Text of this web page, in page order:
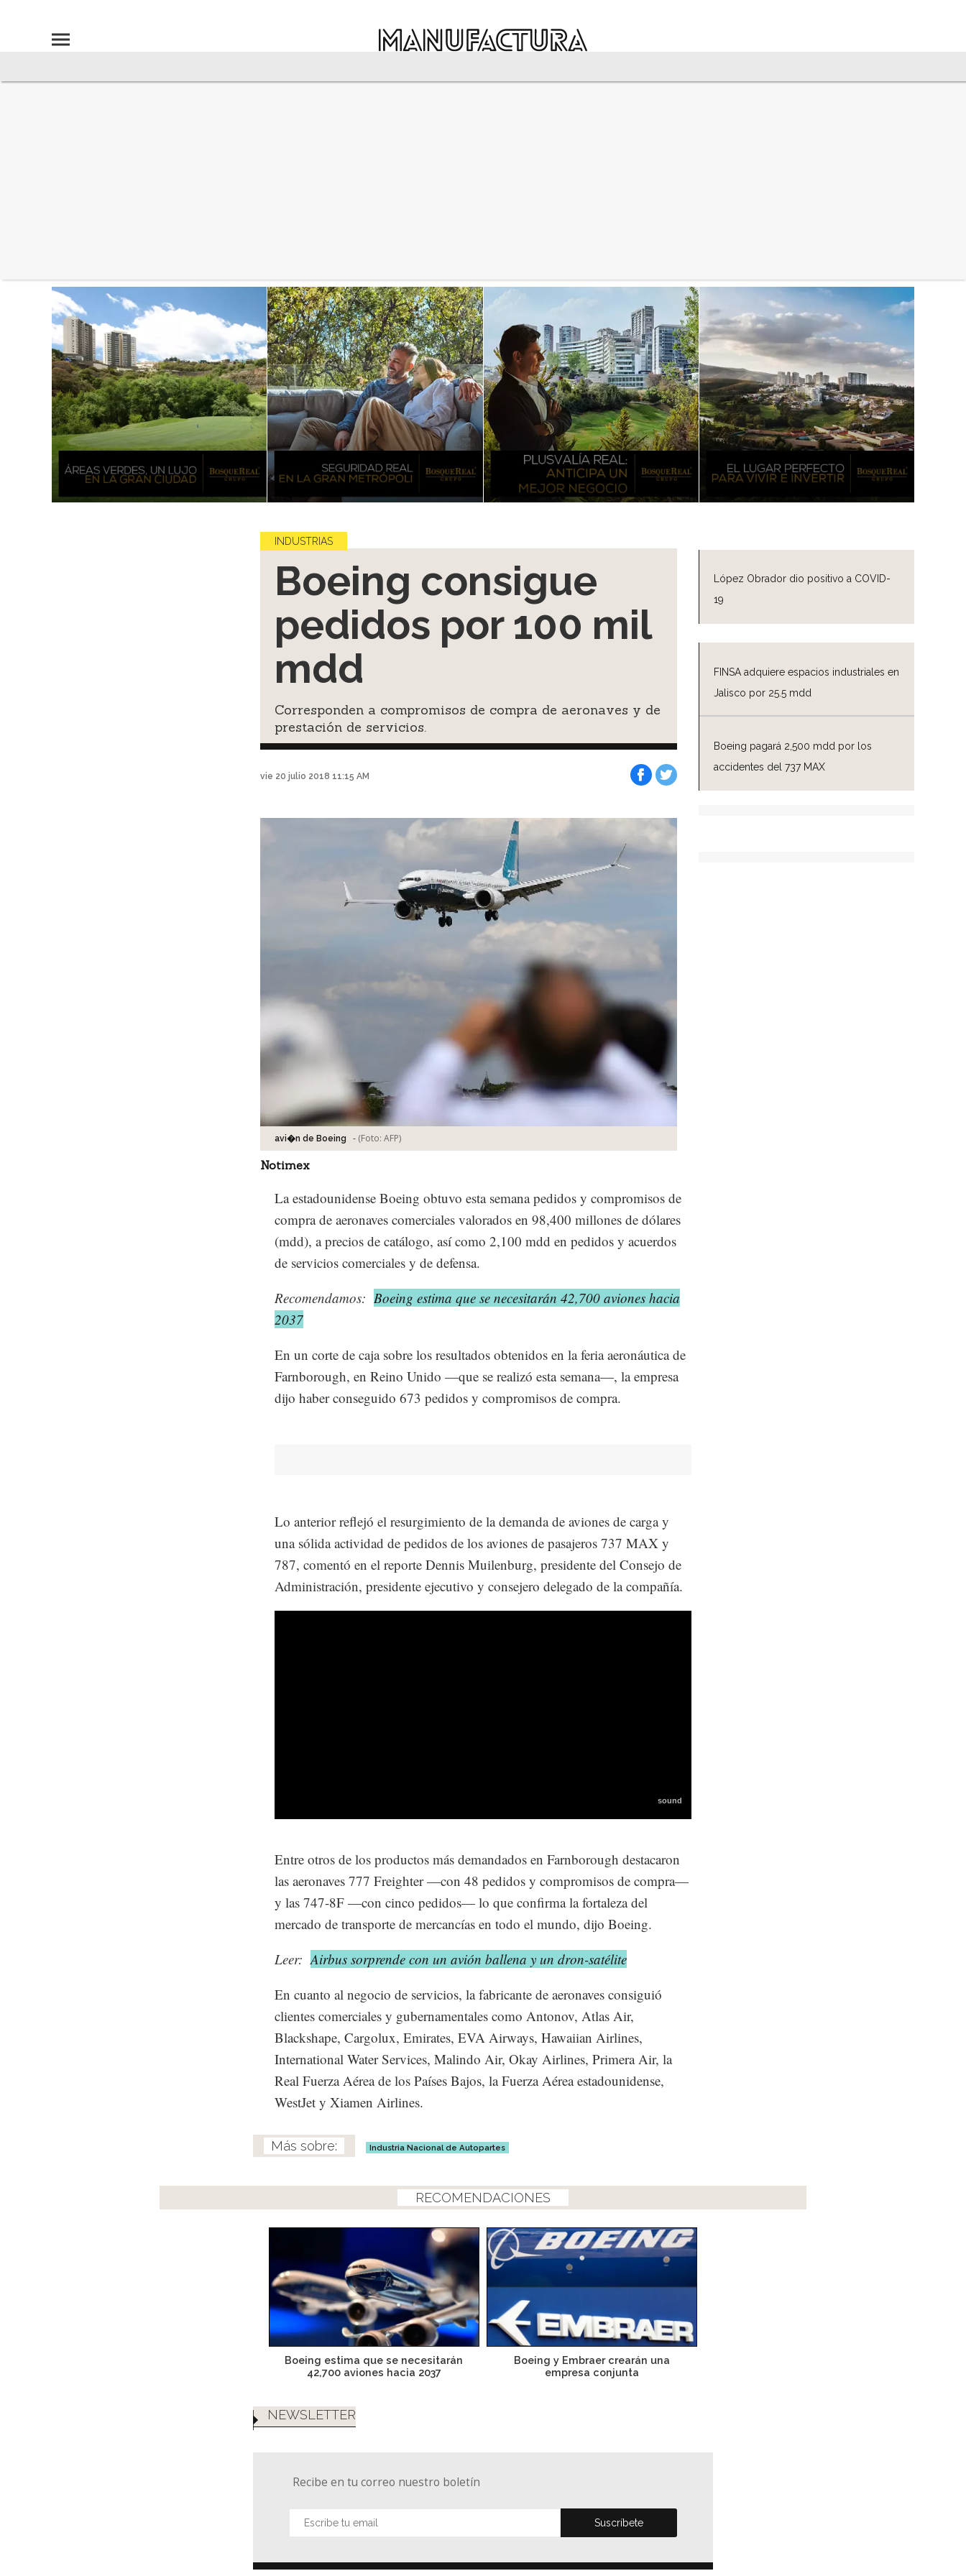
López Obrador dio positivo a COVID-
19
FINSA adquiere espacios industriales en
Jalisco por 25.5 mdd
Boeing pagará 2,500 mdd por los
accidentes del 737 MAX
INDUSTRIAS
Boeing consigue
pedidos por 100 mil
mdd
Corresponden a compromisos de compra de aeronaves y de
prestación de servicios.
vie 20 julio 2018 11:15 AM
avi�n de Boeing - (Foto: AFP)
Notimex
La estadounidense Boeing obtuvo esta semana pedidos y compromisos de
compra de aeronaves comerciales valorados en 98,400 millones de dólares
(mdd), a precios de catálogo, así como 2,100 mdd en pedidos y acuerdos
de servicios comerciales y de defensa.
Recomendamos: Boeing estima que se necesitarán 42,700 aviones hacia
2037
En un corte de caja sobre los resultados obtenidos en la feria aeronáutica de
Farnborough, en Reino Unido —que se realizó esta semana—, la empresa
dijo haber conseguido 673 pedidos y compromisos de compra.
Lo anterior reflejó el resurgimiento de la demanda de aviones de carga y
una sólida actividad de pedidos de los aviones de pasajeros 737 MAX y
787, comentó en el reporte Dennis Muilenburg, presidente del Consejo de
Administración, presidente ejecutivo y consejero delegado de la compañía.
Entre otros de los productos más demandados en Farnborough destacaron
las aeronaves 777 Freighter —con 48 pedidos y compromisos de compra—
y las 747-8F —con cinco pedidos— lo que confirma la fortaleza del
mercado de transporte de mercancías en todo el mundo, dijo Boeing.
Leer: Airbus sorprende con un avión ballena y un dron-satélite
En cuanto al negocio de servicios, la fabricante de aeronaves consiguió
clientes comerciales y gubernamentales como Antonov, Atlas Air,
Blackshape, Cargolux, Emirates, EVA Airways, Hawaiian Airlines,
International Water Services, Malindo Air, Okay Airlines, Primera Air, la
Real Fuerza Aérea de los Países Bajos, la Fuerza Aérea estadounidense,
WestJet y Xiamen Airlines.
Industria Nacional de Autopartes
RECOMENDACIONES
Boeing estima que se necesitarán
42,700 aviones hacia 2037
Boeing y Embraer crearán una
empresa conjunta
NEWSLETTER
Recibe en tu correo nuestro boletín